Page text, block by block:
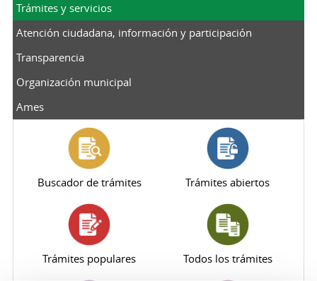
Trámites y servicios
Atención ciudadana, información y participación
Transparencia
Organización municipal
Ames
Buscador de trámites Trámites abiertos
Trámites populares Todos los trámites